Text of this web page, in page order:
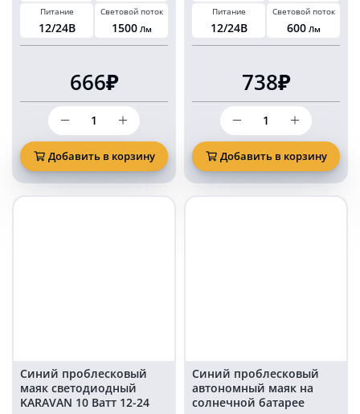
Питание
12/24В
Световой поток
1500 Лм
666₽
Количество
товара
Маяк
проблесковый
светодиодный
KARAVAN
синий
Добавить в корзину
Питание
12/24В
Световой поток
600 Лм
738₽
Количество
товара
Маяк
проблесковый
светодиодный
KARAVAN
синий
Добавить в корзину
Синий проблесковый
маяк светодиодный
KARAVAN 10 Ватт 12-24
Синий проблесковый
автономный маяк на
солнечной батарее